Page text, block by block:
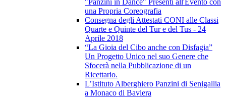
"Panzini in Dance" Presenti all'Evento con
una Propria Coreografia
Consegna degli Attestati CONI alle Classi
Quarte e Quinte del Tur e del Tus - 24
Aprile 2018
“La Gioia del Cibo anche con Disfagia”
Un Progetto Unico nel suo Genere che
Sfocerà nella Pubblicazione di un
Ricettario.
L’Istituto Alberghiero Panzini di Senigallia
a Monaco di Baviera